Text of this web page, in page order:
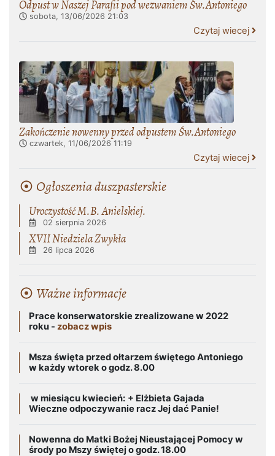
Odpust w Naszej Parafii pod wezwaniem Św.Antoniego
sobota, 13/06/2026 21:03
Czytaj wiecej
Zakończenie nowenny przed odpustem Św.Antoniego
czwartek, 11/06/2026 11:19
Czytaj wiecej
Ogłoszenia duszpasterskie
Uroczystość M.B. Anielskiej.
02 sierpnia 2026
XVII Niedziela Zwykła
26 lipca 2026
Ważne informacje
Prace konserwatorskie zrealizowane w 2022
roku - zobacz wpis
Msza święta przed ołtarzem świętego Antoniego
w każdy wtorek o godz. 8.00
w miesiącu kwiecień: + Elżbieta Gajada
Wieczne odpoczywanie racz Jej dać Panie!
Nowenna do Matki Bożej Nieustającej Pomocy w
środy po Mszy świętej o godz. 18.00